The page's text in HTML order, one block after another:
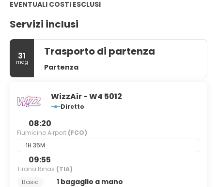
EVENTUALI COSTI ESCLUSI
Servizi inclusi
31
mag
Trasporto di partenza
Partenza
WizzAir - W4 5012
Diretto
08:20
Fiumicino Airport (FCO)
1H 35M
09:55
Tirana Rinas (TIA)
Basic
1 bagaglio a mano